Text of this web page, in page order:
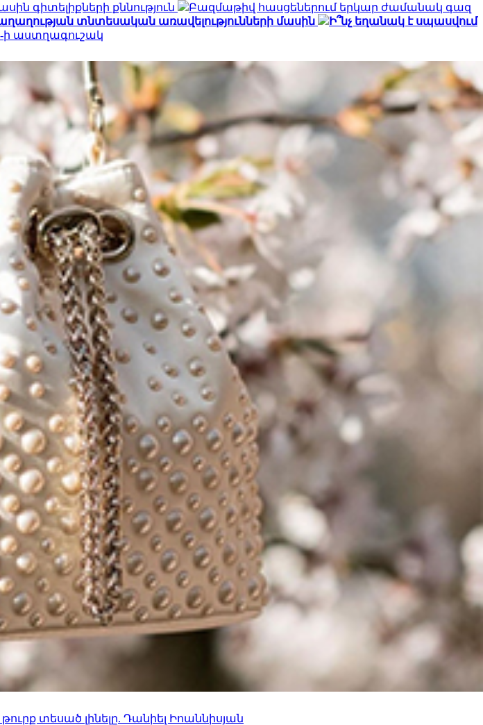
գիտելիքների քննություն
Բազմաթիվ հասցեներում երկար ժամանակ գազ
տնտեսական առավելությունների մասին
Ի՞նչ եղանակ է սպասվում
ի աստղագուշակ
տեսած լինելը. Դանիել Իոաննիսյան